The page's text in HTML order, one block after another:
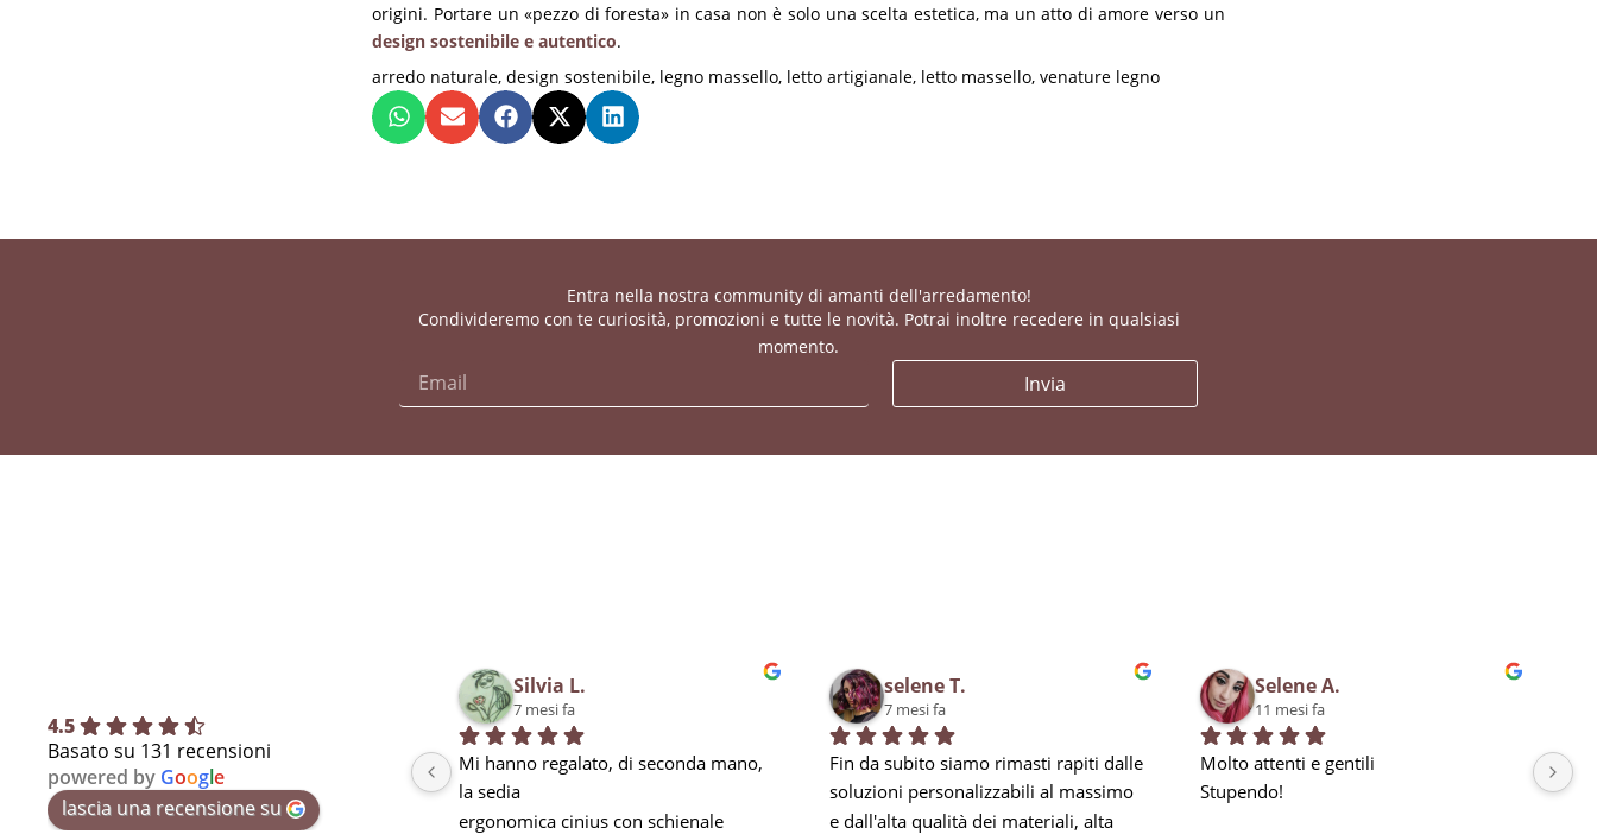
origini. Portare un «pezzo di foresta» in casa non è solo una scelta estetica, ma un atto di amore verso un
design sostenibile e autentico.
arredo naturale,design sostenibile, legno massello, letto artigianale, letto massello,venature legno
Entra nella nostra community di amanti dell'arredamento!
Condivideremo con te curiosità, promozioni e tutte le novità. Potrai inoltre recedere in qualsiasi
momento.
Invia
4.5
Basato su 131 recensioni
powered by Google
lascia una recensione su
Silvia L.
7 mesi fa
Mi hanno regalato, di seconda mano,
la sedia
ergonomica cinius con schienale
selene T.
7 mesi fa
Fin da subito siamo rimasti rapiti dalle
soluzioni personalizzabili al massimo
e dall'alta qualità dei materiali, alta
Selene A.
11 mesi fa
Molto attenti e gentili
Stupendo!